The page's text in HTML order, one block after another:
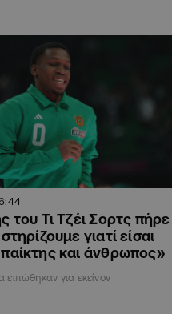
του Τι Τζέι Σορτς πήρε
γιατί είσαι
και άνθρωπος»
για εκείνον